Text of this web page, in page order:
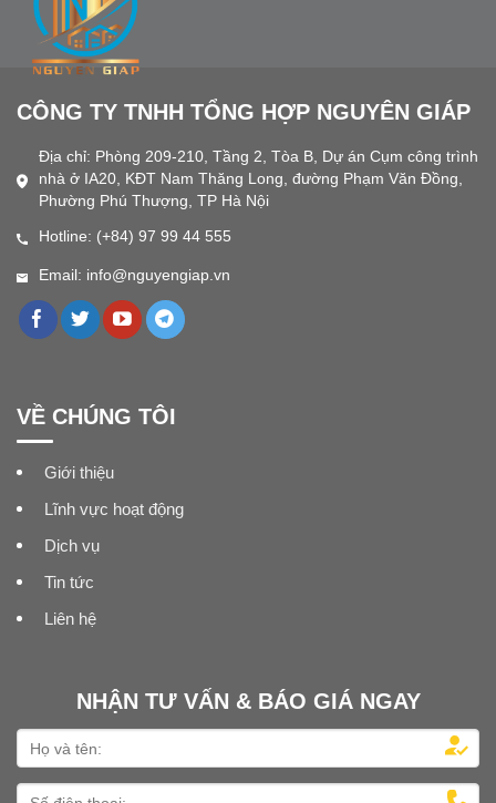
CÔNG TY TNHH TỔNG HỢP NGUYÊN GIÁP
Địa chỉ: Phòng 209-210, Tầng 2, Tòa B, Dự án Cụm công trình
nhà ở IA20, KĐT Nam Thăng Long, đường Phạm Văn Đồng,
Phường Phú Thượng, TP Hà Nội
Hotline: (+84) 97 99 44 555
Email: info@nguyengiap.vn
VỀ CHÚNG TÔI
Giới thiệu
Lĩnh vực hoạt động
Dịch vụ
Tin tức
Liên hệ
NHẬN TƯ VẤN & BÁO GIÁ NGAY